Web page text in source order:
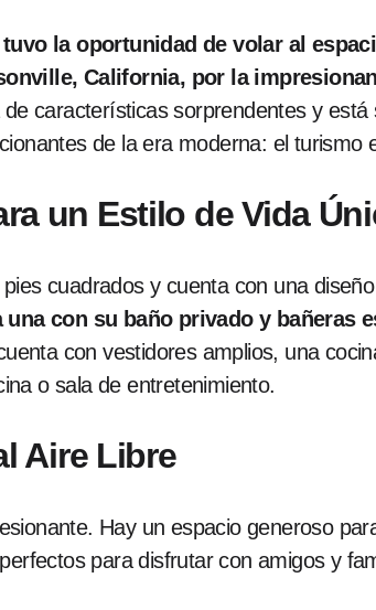
la oportunidad de volar al
California, por la
características sorprendentes y
de la era moderna: el turismo
un Estilo de Vida
cuadrados y cuenta con una
con su baño privado y bañeras
con vestidores amplios, una
o sala de entretenimiento.
Aire Libre
Hay un espacio generoso
para disfrutar con amigos y